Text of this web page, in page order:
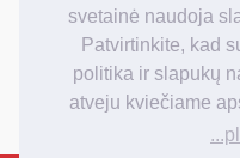
svetainė naudoja
Patvirtinkite, kad
politika ir slapukų
atveju kviečiame
Kaip užsakyti
Užsakymo apmokėjimas
Užsakymo pristatymas